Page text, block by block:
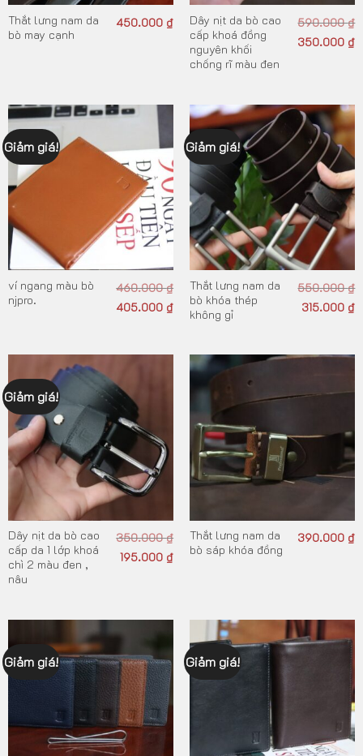
Thắt lưng nam da
bò may cạnh
450.000 ₫
Dây nịt da bò cao
cấp khoá đồng
nguyên khối
chống rĩ màu đen
590.000₫
350.000 ₫
Giảm giá!
ví ngang màu bò
njpro.
460.000₫
405.000 ₫
Giảm giá!
Thắt lưng nam da
bò khóa thép
không gỉ
550.000₫
315.000 ₫
Giảm giá!
Dây nịt da bò cao
cấp da 1 lớp khoá
chì 2 màu đen ,
nâu
350.000₫
195.000 ₫
Thắt lưng nam da
bò sáp khóa đồng
390.000 ₫
Giảm giá! Giảm giá!